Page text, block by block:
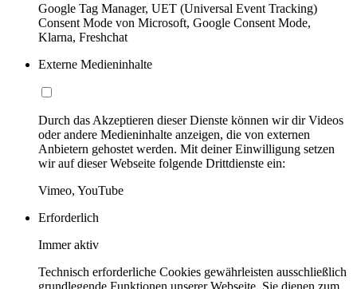
Google Tag Manager, UET (Universal Event Tracking)
Consent Mode von Microsoft, Google Consent Mode,
Klarna, Freshchat
Externe Medieninhalte
Durch das Akzeptieren dieser Dienste können wir dir Videos
oder andere Medieninhalte anzeigen, die von externen
Anbietern gehostet werden. Mit deiner Einwilligung setzen
wir auf dieser Webseite folgende Drittdienste ein:
Vimeo, YouTube
Erforderlich
Immer aktiv
Technisch erforderliche Cookies gewährleisten ausschließlich
grundlegende Funktionen unserer Webseite. Sie dienen zum